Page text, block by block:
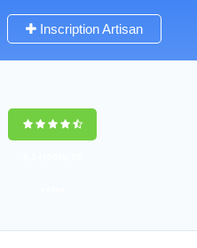
Inscription Artisan